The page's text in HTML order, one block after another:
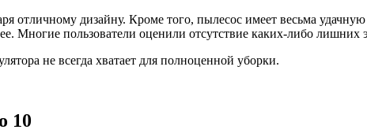
отличному дизайну. Кроме того, пылесос имеет весьма
Многие пользователи оценили отсутствие каких-либо лишних
не всегда хватает для полноценной уборки.
10